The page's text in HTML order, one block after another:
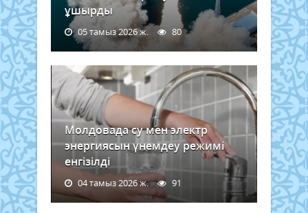
ұшырды
05 тамыз 2026 ж. 80
Молдовада су мен электр
энергиясын үнемдеу режимі
енгізілді
04 тамыз 2026 ж. 91